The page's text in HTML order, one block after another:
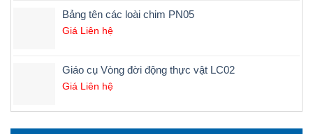
5 sao
Bảng tên các loài chim PN05
Giá Liên hệ
Giáo cụ Vòng đời động thực vật LC02
Giá Liên hệ